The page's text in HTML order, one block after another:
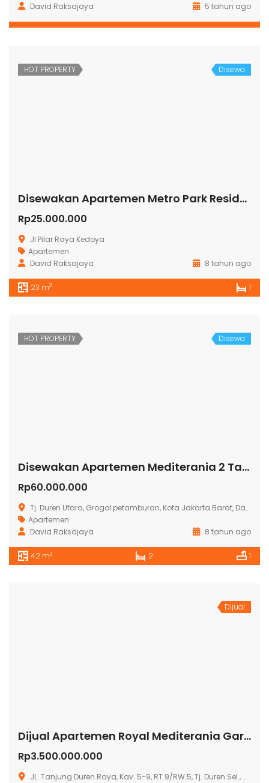
David Raksajaya
5 tahun ago
HOT PROPERTY Disewa
Disewakan Apartemen Metro Park Residence
Rp25.000.000
Jl Pilar Raya Kedoya
Apartemen
David Raksajaya
8 tahun ago
23 m2 1
HOT PROPERTY Disewa
Disewakan Apartemen Mediterania 2 Tanjung Duren
Rp60.000.000
Tj. Duren Utara, Grogol petamburan, Kota Jakarta Barat, Daerah Khusus Ibukota Jakarta, Indonesia
Apartemen
David Raksajaya
8 tahun ago
42 m2 2 1
Dijual
Dijual Apartemen Royal Mediterania Garden Tanjung Duren Rp3.500
Rp3.500.000.000
JL. Tanjung Duren Raya, Kav. 5-9, RT.9/RW.5, Tj. Duren Sel., Grogol petamburan, Kota Jakarta Barat, Daerah Khusus Ibukota Jakarta 11470, Indonesia